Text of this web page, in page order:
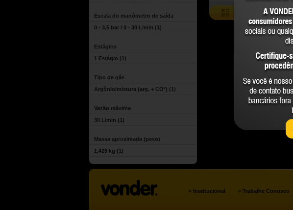
Escala do manômetro de saída
0 - 3,5 bar / 0 - 30 L/min (1)
Estágios
1 Estágio (1)
Tipo de gás
Argônio/mistura (arg. + CO²) (1)
Vazão máxima
30 L/min (1)
Massa aproximada (peso)
1,428 kg (1)
» Institucional » Trabalhe Conosco